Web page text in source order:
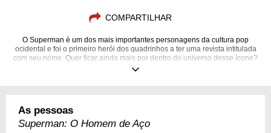
COMPARTILHAR
O Superman é um dos mais importantes personagens da cultura pop
ocidental e foi o primeiro herói dos quadrinhos a ter uma revista intitulada
com seu nome. Quer ficar ainda mais por dentro do universo desse ícone?
Confira algumas frases dele!
As pessoas
Superman: O Homem de Aço